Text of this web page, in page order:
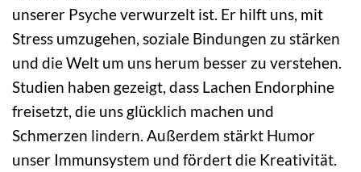
unserer Psyche verwurzelt ist. Er hilft uns, mit
Stress umzugehen, soziale Bindungen zu stärken
und die Welt um uns herum besser zu verstehen.
Studien haben gezeigt, dass Lachen Endorphine
freisetzt, die uns glücklich machen und
Schmerzen lindern. Außerdem stärkt Humor
unser Immunsystem und fördert die Kreativität.